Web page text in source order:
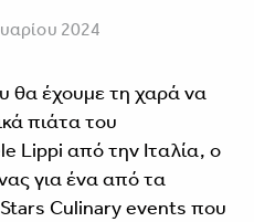
2024
θα έχουμε τη χαρά να
πιάτα του
Lippi από την Ιταλία, ο
για ένα από τα
Culinary events που